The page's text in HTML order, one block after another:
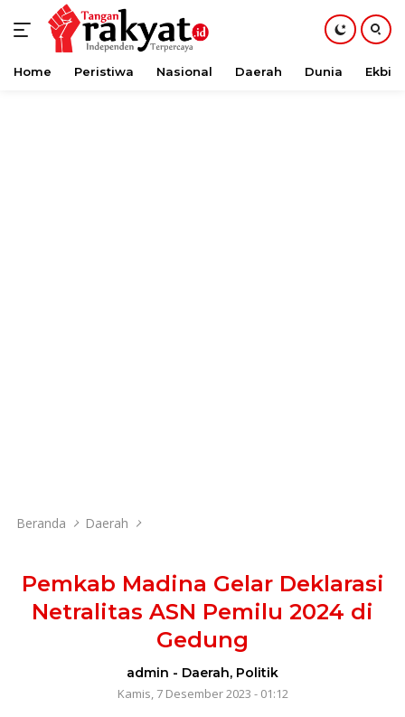
Langsung
Home Peristiwa Nasional Daerah Dunia Ekbis
Beranda Daerah
Pemkab Madina Gelar Deklarasi
Netralitas ASN Pemilu 2024 di
Gedung
admin - Daerah, Politik
Kamis, 7 Desember 2023 - 01:12